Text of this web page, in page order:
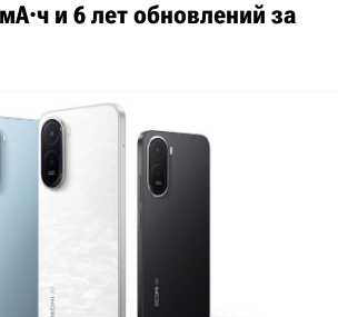
и 6 лет обновлений за